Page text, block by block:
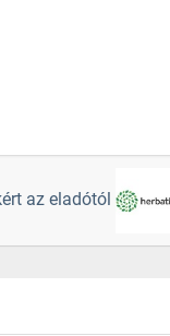
az eladótól